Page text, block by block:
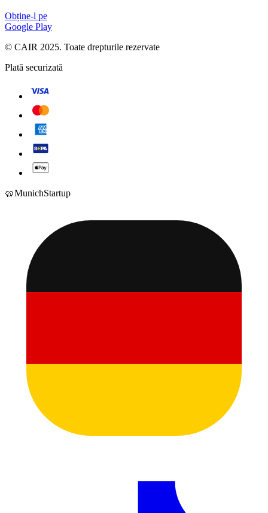
Obține-l pe
Google Play
© CAIR 2025. Toate drepturile rezervate
Plată securizată
🥨MunichStartup